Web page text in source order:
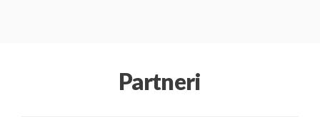
Partneri